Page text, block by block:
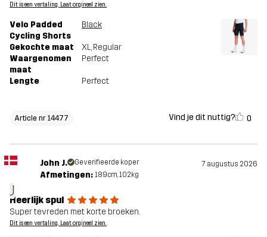
Dit is een vertaling. Laat orgineel zien.
Velo Padded
Cycling Shorts
Black
Gekochte maat XL, Regular
Waargenomen
maat
Perfect
Lengte Perfect
Article nr 14477 Vind je dit nuttig? 0
J
John J. Geverifieerde koper 7 augustus 2026
Afmetingen: 189cm, 102kg
Heerlijk spul
Super tevreden met korte broeken.
Dit is een vertaling. Laat orgineel zien.